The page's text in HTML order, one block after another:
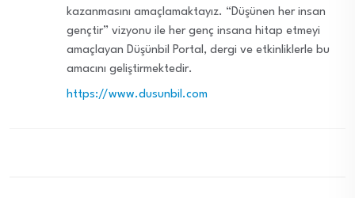
kazanmasını amaçlamaktayız. “Düşünen her insan
gençtir” vizyonu ile her genç insana hitap etmeyi
amaçlayan Düşünbil Portal, dergi ve etkinliklerle bu
amacını geliştirmektedir.
https://www.dusunbil.com